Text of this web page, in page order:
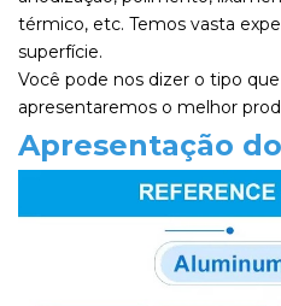
térmico, etc. Temos vasta
superfície.
Você pode nos dizer o tipo
apresentaremos o melhor
Apresentação